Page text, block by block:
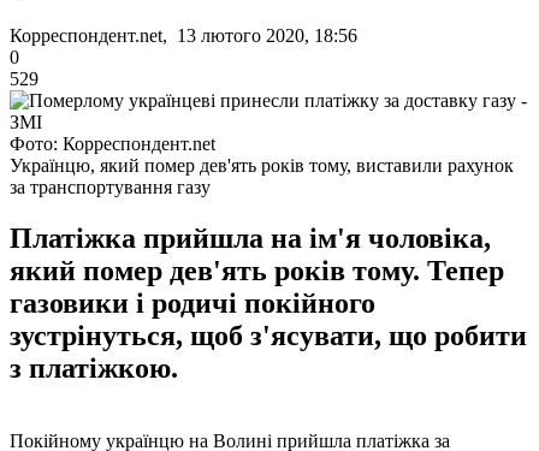
Корреспондент.net, 13 лютого 2020, 18:56
0
529
Фото: Корреспондент.net
Українцю, який помер дев'ять років тому, виставили рахунок
за транспортування газу
Платіжка прийшла на ім'я чоловіка,
який помер дев'ять років тому. Тепер
газовики і родичі покійного
зустрінуться, щоб з'ясувати, що робити
з платіжкою.
Покійному українцю на Волині прийшла платіжка за